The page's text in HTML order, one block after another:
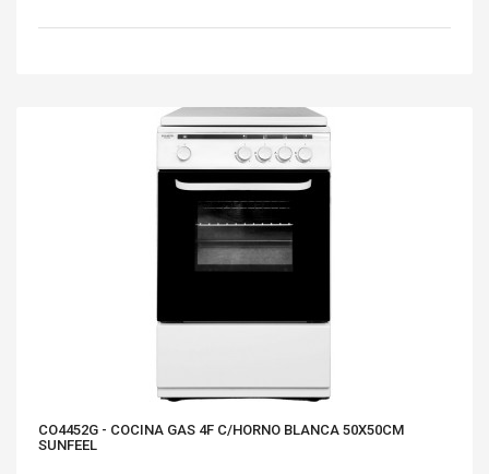
CO4452G - COCINA GAS 4F C/HORNO BLANCA 50X50CM
SUNFEEL